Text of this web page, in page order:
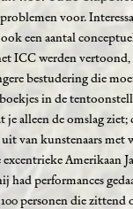
voor.
een aantal
ICC werden vertoond,
bestudering die
in de
alleen de omslag
van kunstenaars met
Amerikaan
had performances
personen die